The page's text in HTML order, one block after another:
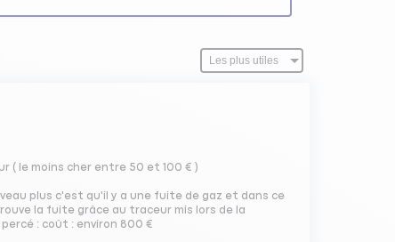
( le moins cher entre 50 et 100 € )
plus c'est qu'il y a une fuite de gaz et dans ce
la fuite grâce au traceur mis lors de la
: coût : environ 800 €